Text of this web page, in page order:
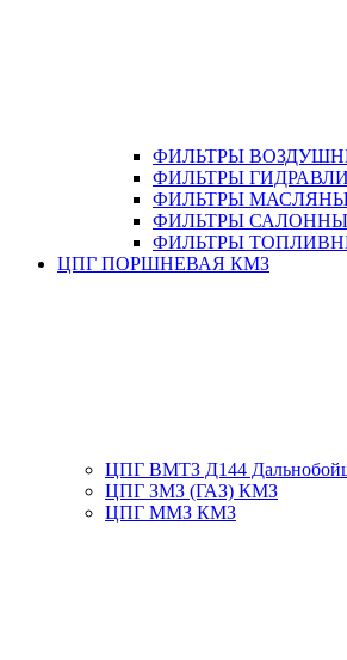
ФИЛЬТРЫ
ФИЛЬТРЫ
ФИЛЬТРЫ
ФИЛЬТРЫ
ФИЛЬТРЫ
ЦПГ ПОРШНЕВАЯ КМЗ
ЦПГ ВМТЗ Д144
ЦПГ ЗМЗ (ГАЗ) КМЗ
ЦПГ ММЗ КМЗ